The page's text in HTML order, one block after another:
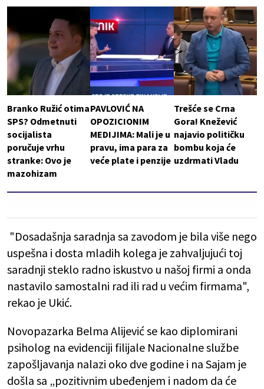
Branko Ružić otima
SPS? Odmetnuti
socijalista
poručuje vrhu
stranke: Ovo je
mazohizam
PAVLOVIĆ NA
OPOZICIONIM
MEDIJIMA: Mali je u
pravu, ima para za
veće plate i penzije
Trešće se Crna
Gora! Knežević
najavio političku
bombu koja će
uzdrmati Vladu
"Dosadašnja saradnja sa zavodom je bila više nego
uspešna i dosta mladih kolega je zahvaljujući toj
saradnji steklo radno iskustvo u našoj firmi a onda
nastavilo samostalni rad ili rad u većim firmama",
rekao je Ukić.
Novopazarka Belma Alijević se kao diplomirani
psiholog na evidenciji filijale Nacionalne službe
zapošljavanja nalazi oko dve godine i na Sajam je
došla sa „pozitivnim ubeđenjem i nadom da će